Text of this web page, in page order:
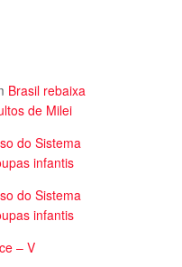
Brasil rebaixa
de Milei
do Sistema
infantis
do Sistema
infantis
– V